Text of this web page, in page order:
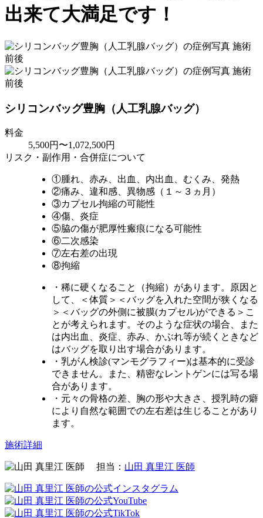
出来て大満足です！
シリコンバッグ豊胸（人工乳腺バッグ）
料金
5,500円〜1,072,500円
リスク・副作用・合併症について
①腫れ、赤み、出血、内出血、むくみ、発熱
②痛み、違和感、異物感（１～３ヵ月）
③カプセル拘縮の可能性
④傷、炎症
⑤脇の傷が肥厚性瘢痕になる可能性
⑥二次感染
⑦左右差の出現
⑧拘縮
・稀に硬くなること（拘縮）があります。原因と
して、＜体質＞＜バッグを入れた空間が狭くなる
＞＜バッグの外側に被膜(カプセル)ができる＞こ
とが考えられます。そのような症状の場合、また
は内出血、炎症、赤み、かぶれ等が続くときなど
はバッグを取り出す場合があります。
・乳がん検診(マンモグラフィー)は基本的に受診
できません。また、精密なレントゲンには写る場
合があります。
・元々の骨格の差、胸の形や大きさ、授乳時の癖
により自然な範囲での左右差は生じることがあり
ます。
施術詳細
担当： 山田 真里江 医師